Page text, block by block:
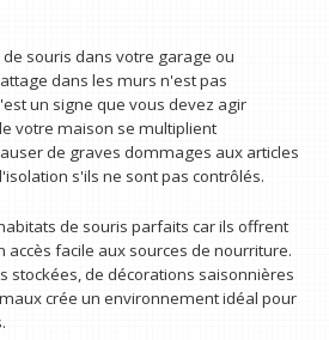
souris dans votre garage ou
dans les murs n'est pas
un signe que vous devez agir
votre maison se multiplient
de graves dommages aux articles
s'ils ne sont pas contrôlés.
de souris parfaits car ils offrent
accès facile aux sources de nourriture.
stockées, de décorations saisonnières
crée un environnement idéal pour